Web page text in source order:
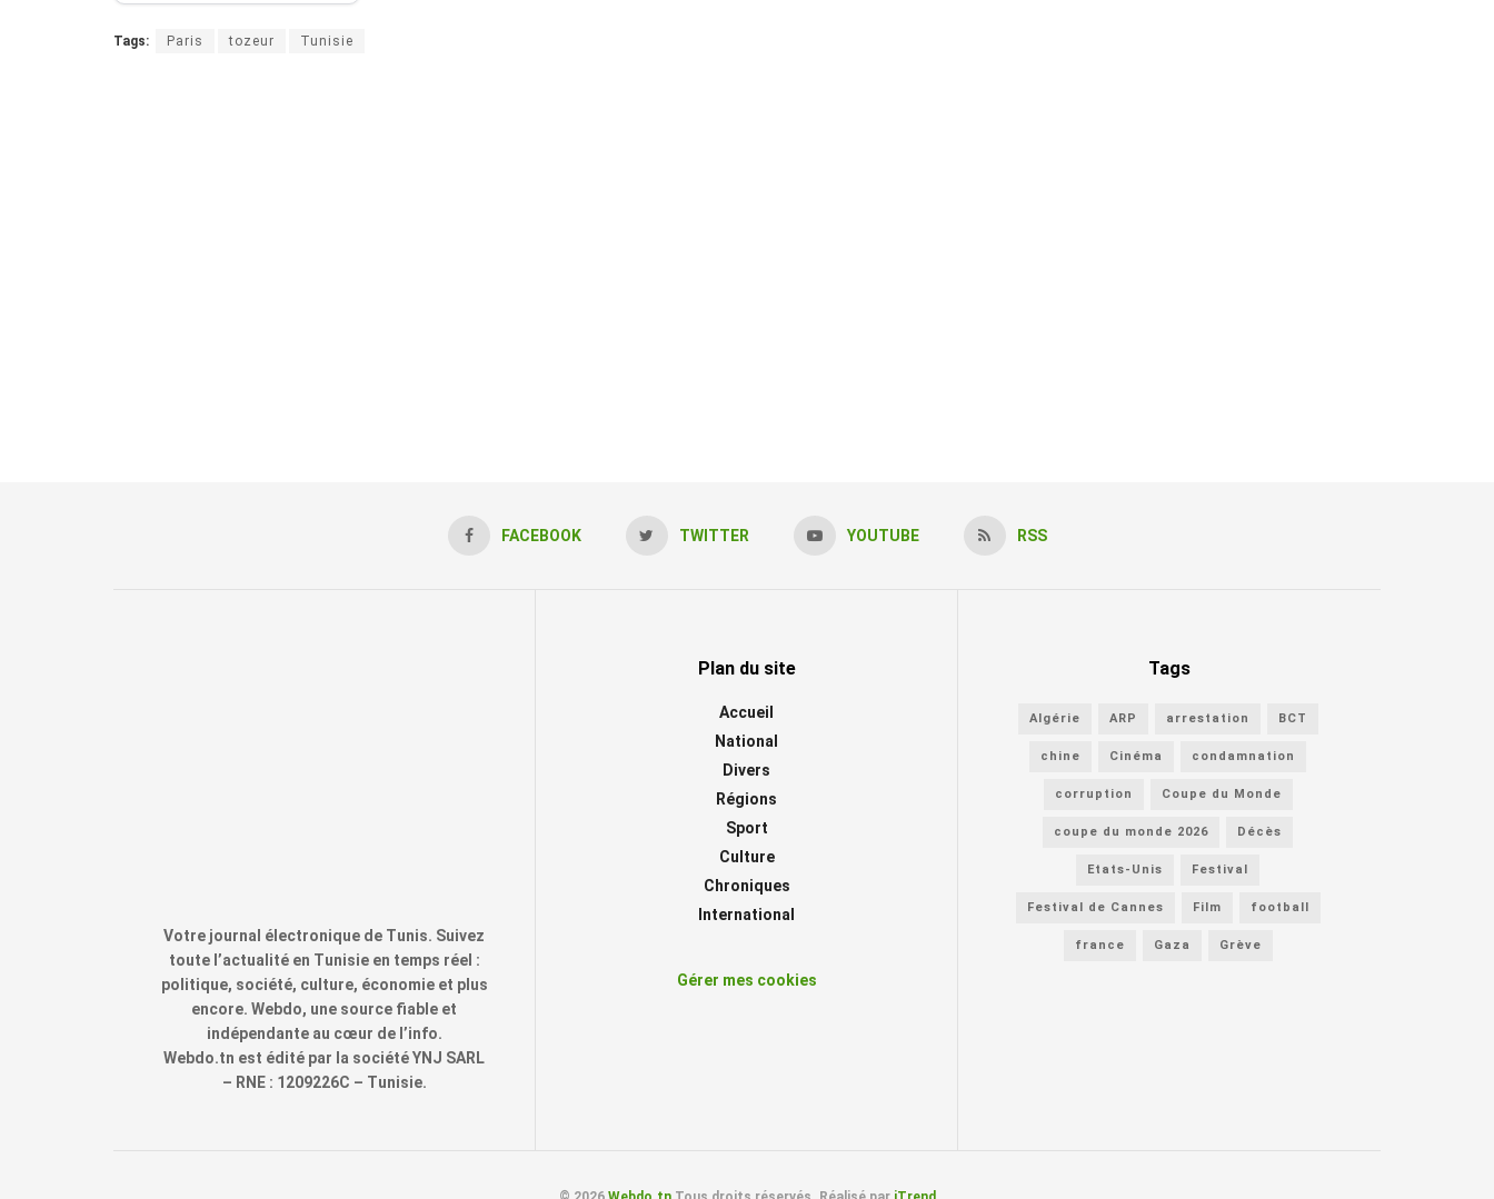
Tags: Paris tozeur Tunisie
FACEBOOK TWITTER YOUTUBE RSS
Votre journal électronique de Tunis. Suivez
toute l’actualité en Tunisie en temps réel :
politique, société, culture, économie et plus
encore. Webdo, une source fiable et
indépendante au cœur de l’info.
Webdo.tn est édité par la société YNJ SARL
– RNE : 1209226C – Tunisie.
Plan du site
Accueil
National
Divers
Régions
Sport
Culture
Chroniques
International
Gérer mes cookies
Tags
Algérie ARP arrestation BCT
chine Cinéma condamnation
corruption Coupe du Monde
coupe du monde 2026 Décès
Etats-Unis Festival
Festival de Cannes Film football
france Gaza Grève